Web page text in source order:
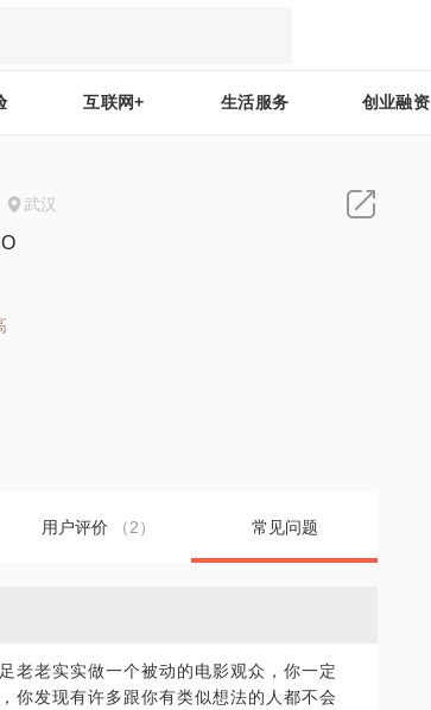
互联网+ 生活服务 创业融资
武汉
用户评价 （2） 常见问题
老老实实做一个被动的电影观众，你一定
你发现有许多跟你有类似想法的人都不会